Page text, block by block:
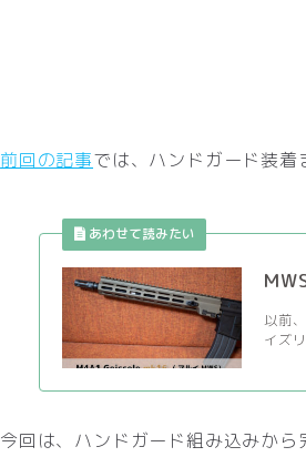
前回の記事では、ハンドガード装着
以前
イズ
今回は、ハンドガード組み込みから